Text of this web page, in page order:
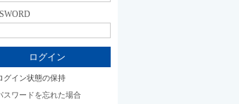
グイン状態の保持
スワードを忘れた場合